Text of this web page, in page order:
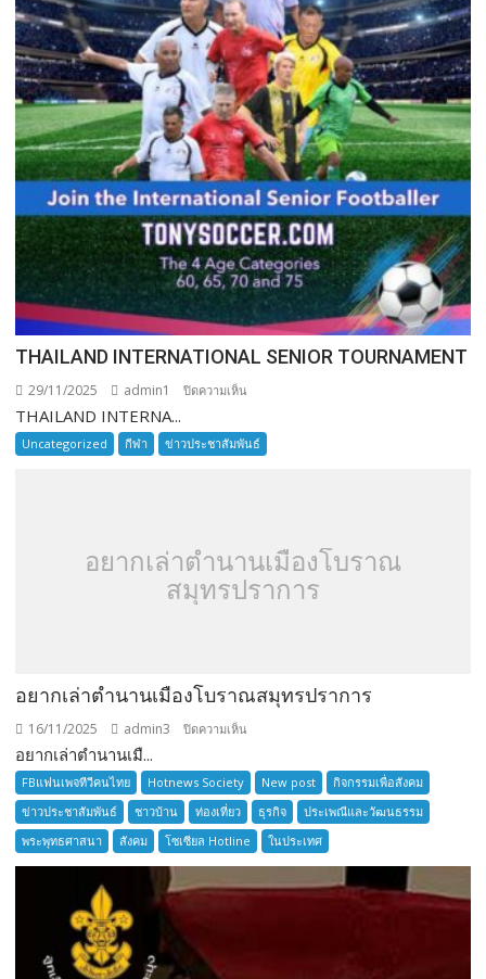
THAILAND INTERNATIONAL SENIOR TOURNAMENT
29/11/2025 admin1 ปิดความเห็น
INTERNATIONAL
SENIOR
THAILAND INTERNA...
Uncategorized กีฬา ข่าวประชาสัมพันธ์
อยากเล่าตำนานเมืองโบราณ
สมุทรปราการ
อยากเล่าตำนานเมืองโบราณสมุทรปราการ
16/11/2025 admin3 ปิดความเห็น
เล่า
ตำนาน
เมือง
โบราณ
สมุทรปราการ
อยากเล่าตำนานเมื...
FBแฟนเพจทีวีคนไทย Hotnews Society New post
กิจกรรมเพื่อสังคม
ข่าวประชาสัมพันธ์
ชาวบ้าน ท่องเที่ยว ธุรกิจ
ประเพณีและวัฒนธรรม
พระพุทธศาสนา
สังคม โซเซียล Hotline ในประเทศ